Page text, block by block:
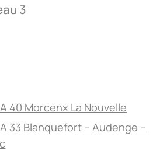
3
40 Morcenx La Nouvelle
33 Blanquefort – Audenge –